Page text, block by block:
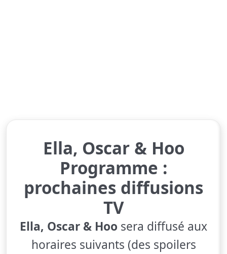
Ella, Oscar & Hoo
Programme :
prochaines diffusions
TV
Ella, Oscar & Hoo sera diffusé aux
horaires suivants (des spoilers